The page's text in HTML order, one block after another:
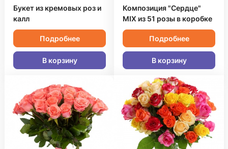
Букет из кремовых роз и
калл
Подробнее
В корзину
Композиция "Сердце"
MIX из 51 розы в коробке
Подробнее
В корзину